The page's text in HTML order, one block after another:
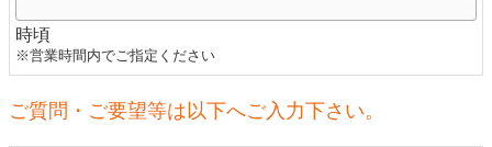
時頃
※営業時間内でご指定ください
ご質問・ご要望等は以下へご入力下さい。